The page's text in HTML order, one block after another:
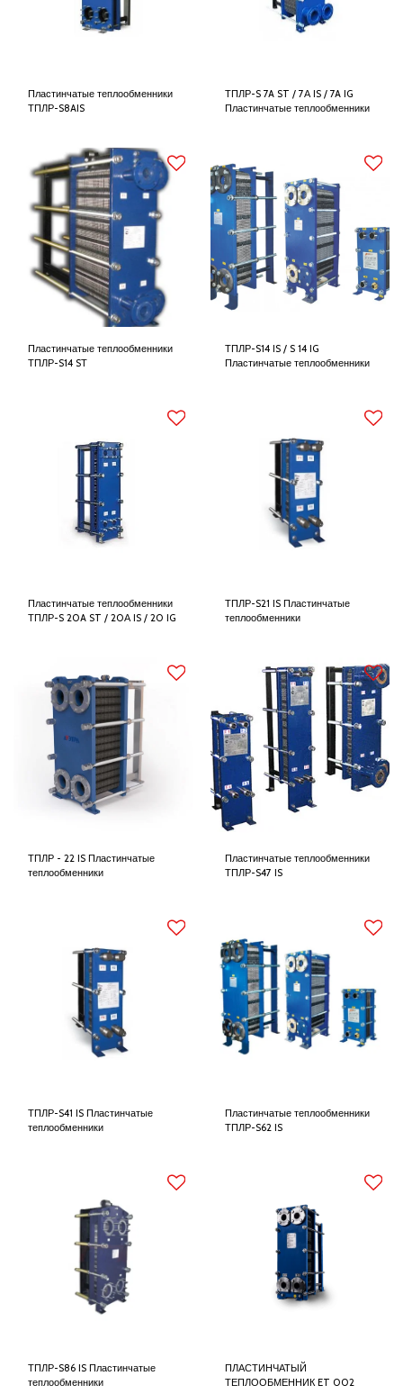
Пластинчатые теплообменники
ТПЛР-S8AIS
ТПЛР-S 7A ST / 7А IS / 7A IG
Пластинчатые теплообменники
Пластинчатые теплообменники
ТПЛР-S14 SТ
ТПЛР-S14 IS / S 14 IG
Пластинчатые теплообменники
Пластинчатые теплообменники
ТПЛР-S 20A ST / 20А IS / 20 IG
ТПЛР-S21 IS Пластинчатые
теплообменники
ТПЛР - 22 IS Пластинчатые
теплообменники
Пластинчатые теплообменники
ТПЛР-S47 IS
ТПЛР-S41 IS Пластинчатые
теплообменники
Пластинчатые теплообменники
ТПЛР-S62 IS
ТПЛР-S86 IS Пластинчатые
теплообменники
ПЛАСТИНЧАТЫЙ
ТЕПЛООБМЕННИК ET 002